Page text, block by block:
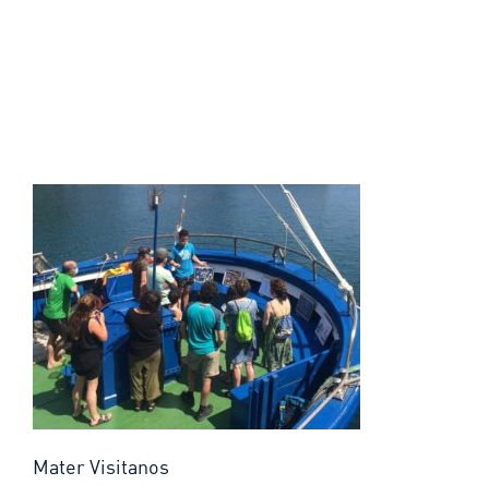
Mater Visitanos